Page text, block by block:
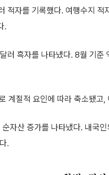
적자를 기록했다. 여행수지 적
.
러 흑자를 나타냈다. 8월 기
계절적 요인에 따라 축소됐
자산 증가를 나타냈다. 내국
.